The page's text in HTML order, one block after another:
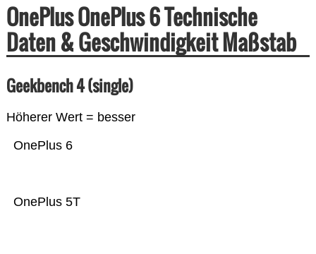
OnePlus OnePlus 6 Technische
Daten & Geschwindigkeit Maßstab
Geekbench 4 (single)
Höherer Wert = besser
OnePlus 5T
OnePlus 6